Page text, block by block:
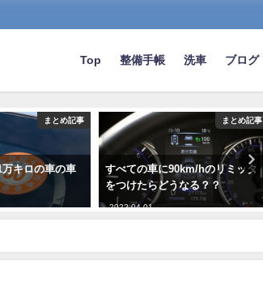
Top 整備手帳 洗車 ブログ
まとめ記事
万キロの車の車
まとめ記事
すべての車に90km/hのリミッタ
をつけたらどうなる？？
2022-04-01